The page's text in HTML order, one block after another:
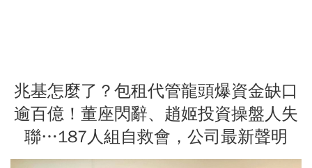
兆基怎麼了？包租代管龍頭爆資金缺口
逾百億！董座閃辭、趙姬投資操盤人失
聯…187人組自救會，公司最新聲明